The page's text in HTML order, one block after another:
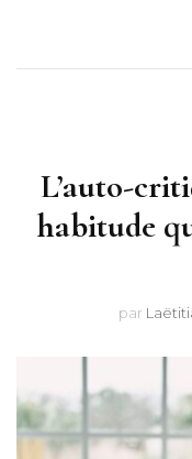
L’auto-
habitude
par